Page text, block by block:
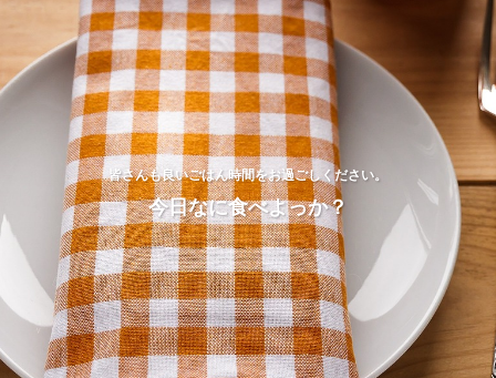
皆さんも良いごはん時間をお過ごしください。
今日なに食べよっか？